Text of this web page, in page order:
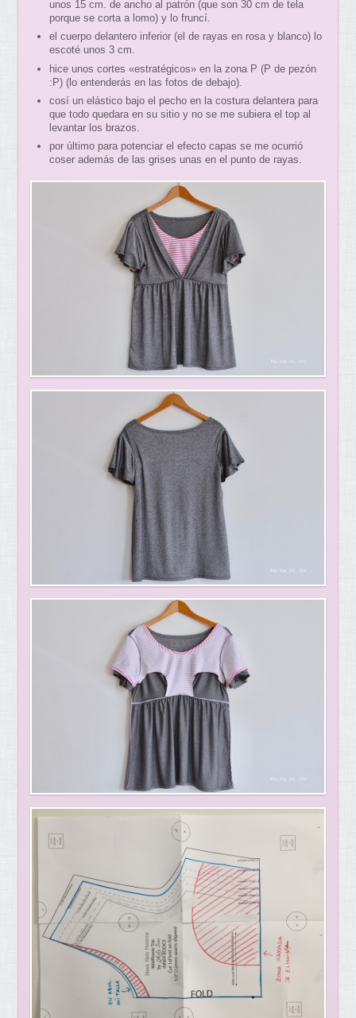
unos 15 cm. de ancho al patrón (que son 30 cm de tela
porque se corta a lomo) y lo fruncí.
el cuerpo delantero inferior (el de rayas en rosa y blanco) lo
escoté unos 3 cm.
hice unos cortes «estratégicos» en la zona P (P de pezón
:P) (lo entenderás en las fotos de debajo).
cosí un elástico bajo el pecho en la costura delantera para
que todo quedara en su sitio y no se me subiera el top al
levantar los brazos.
por último para potenciar el efecto capas se me ocurrió
coser además de las grises unas en el punto de rayas.